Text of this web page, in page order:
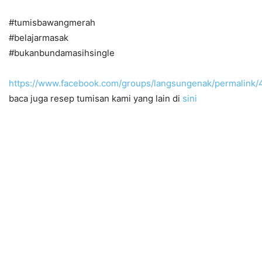
#tumisbawangmerah
#belajarmasak
#bukanbundamasihsingle
https://www.facebook.com/groups/langsungenak/permalink/
baca juga resep tumisan kami yang lain di sini